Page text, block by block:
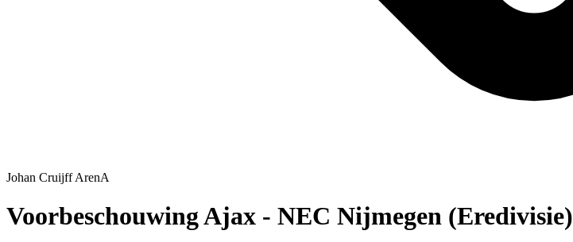
Johan Cruijff ArenA
Voorbeschouwing Ajax - NEC Nijmegen (Eredivisie)